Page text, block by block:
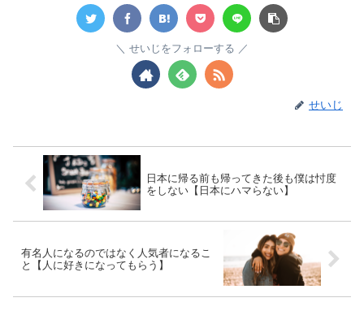
せいじをフォローする
せいじ
日本に帰る前も帰ってきた後も僕は忖度
をしない【日本にハマらない】
有名人になるのではなく人気者になるこ
と【人に好きになってもらう】